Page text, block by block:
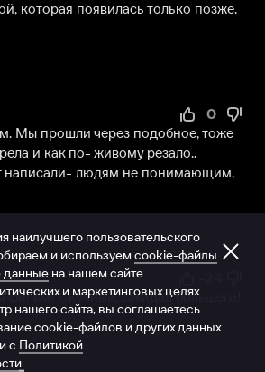
которая появилась только позже.
0
Мы прошли через подобное, тоже
и как по- живому резало..
написали- людям не понимающим,
фильм! Скучный. Ожидал большего!
наилучшего пользовательского
и используем cookie-файлы
данные на нашем сайте
и маркетинговых целях.
нашего сайта, вы соглашаетесь
cookie-файлов и других данных
с Политикой